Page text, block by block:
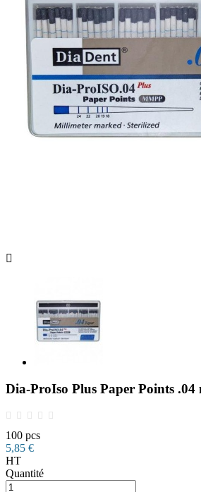

Dia-ProIso Plus Paper Points .04
100 pcs
5,85 €
HT
Quantité